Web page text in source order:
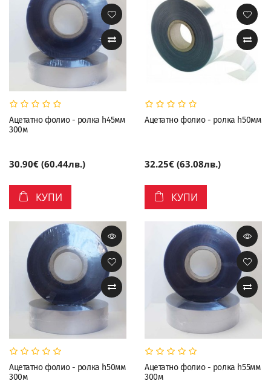
Ацетатно фолио - ролка h45мм
300м
30.90€ (60.44лв.)
КУПИ
Ацетатно фолио - ролка h50мм
32.25€ (63.08лв.)
КУПИ
Ацетатно фолио - ролка h50мм
300м
Ацетатно фолио - ролка h55мм
300м